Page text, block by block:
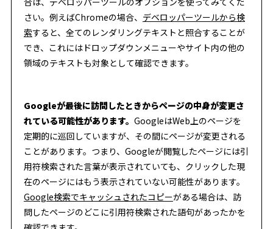
さい。例えばChromeの場合、 デベロッパーツールから検
索すると、全てのレンダリングテキストと照合することが
でき、これにはドロップダウンメニューやサイト内の他の
領域のテキストも対象として確認できます。
Googleが最後に訪問したときからページの中身が変更さ
れている可能性があります。 GoogleはWeb上のページを
定期的に巡回していますが、その間にページが変更される
ことがあります。つまり、Googleが閲覧したページには引
用符検索された言葉が表示されていても、クリックした現
在のページにはもう表示されていない可能性があります。
Google検索でキャッシュされたコピーがある場合は、訪
問したページのどこに引用符検索された語句があったかを